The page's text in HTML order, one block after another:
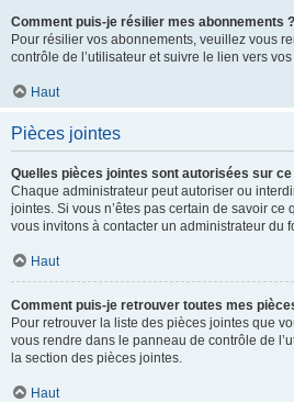
Comment puis-je résilier mes abonnements ?
Pour résilier vos abonnements, veuillez vous
contrôle de l’utilisateur et suivre le lien vers
Haut
Pièces jointes
Quelles pièces jointes sont autorisées sur
Chaque administrateur peut autoriser ou
jointes. Si vous n’êtes pas certain de savoir ce
vous invitons à contacter un administrateur du
Haut
Comment puis-je retrouver toutes mes
Pour retrouver la liste des pièces jointes que
vous rendre dans le panneau de contrôle de
la section des pièces jointes.
Haut